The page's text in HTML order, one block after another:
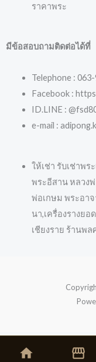
ราคาพระ
มีข้อสอบถามติดต่อได้ที่
Telephone :
Facebook :
ID.LINE :
e-mail :
ให้เช่า รับเช่าพ
พระอีสาน หลวง
พ่อเกษม พระอาจ
นา,เครื่องรางย
เชียงราย ร้านพล
home storefront